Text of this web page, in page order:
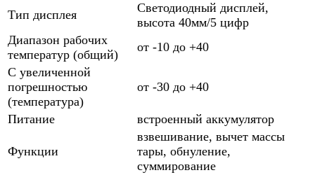
Тип дисплея
Светодиодный дисплей,
высота 40мм/5 цифр
Диапазон рабочих
температур (общий)
от -10 до +40
C увеличенной
погрешностью
(температура)
от -30 до +40
Питание встроенный аккумулятор
Функции
взвешивание, вычет массы
тары, обнуление,
суммирование